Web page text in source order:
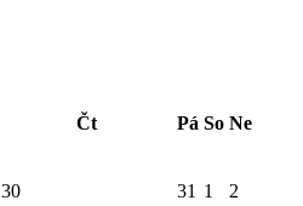
Čt Pá So Ne
30 31 1 2